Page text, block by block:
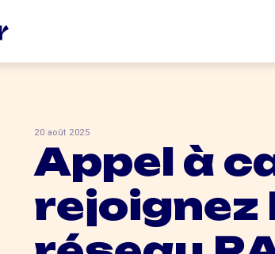
20 août 2025
Appel à
rejoignez